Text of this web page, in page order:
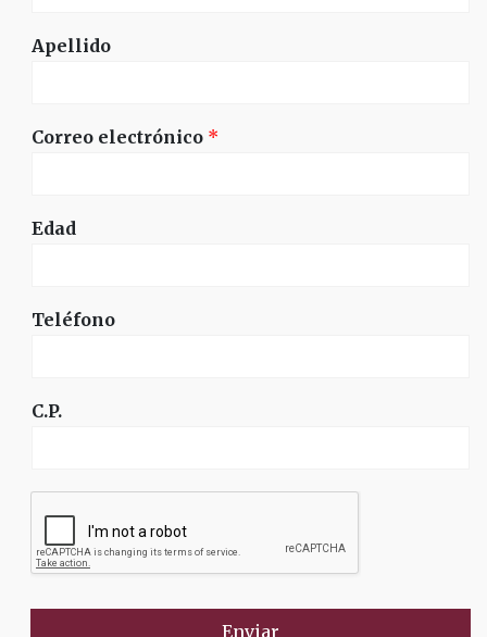
Apellido
Correo electrónico *
Edad
Teléfono
C.P.
Enviar